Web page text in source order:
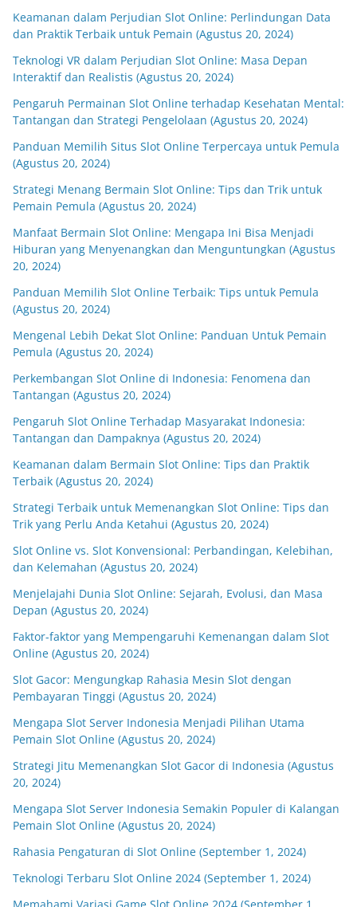
Keamanan dalam Perjudian Slot Online: Perlindungan Data
dan Praktik Terbaik untuk Pemain (Agustus 20, 2024)
Teknologi VR dalam Perjudian Slot Online: Masa Depan
Interaktif dan Realistis (Agustus 20, 2024)
Pengaruh Permainan Slot Online terhadap Kesehatan Mental:
Tantangan dan Strategi Pengelolaan (Agustus 20, 2024)
Panduan Memilih Situs Slot Online Terpercaya untuk Pemula
(Agustus 20, 2024)
Strategi Menang Bermain Slot Online: Tips dan Trik untuk
Pemain Pemula (Agustus 20, 2024)
Manfaat Bermain Slot Online: Mengapa Ini Bisa Menjadi
Hiburan yang Menyenangkan dan Menguntungkan (Agustus
20, 2024)
Panduan Memilih Slot Online Terbaik: Tips untuk Pemula
(Agustus 20, 2024)
Mengenal Lebih Dekat Slot Online: Panduan Untuk Pemain
Pemula (Agustus 20, 2024)
Perkembangan Slot Online di Indonesia: Fenomena dan
Tantangan (Agustus 20, 2024)
Pengaruh Slot Online Terhadap Masyarakat Indonesia:
Tantangan dan Dampaknya (Agustus 20, 2024)
Keamanan dalam Bermain Slot Online: Tips dan Praktik
Terbaik (Agustus 20, 2024)
Strategi Terbaik untuk Memenangkan Slot Online: Tips dan
Trik yang Perlu Anda Ketahui (Agustus 20, 2024)
Slot Online vs. Slot Konvensional: Perbandingan, Kelebihan,
dan Kelemahan (Agustus 20, 2024)
Menjelajahi Dunia Slot Online: Sejarah, Evolusi, dan Masa
Depan (Agustus 20, 2024)
Faktor-faktor yang Mempengaruhi Kemenangan dalam Slot
Online (Agustus 20, 2024)
Slot Gacor: Mengungkap Rahasia Mesin Slot dengan
Pembayaran Tinggi (Agustus 20, 2024)
Mengapa Slot Server Indonesia Menjadi Pilihan Utama
Pemain Slot Online (Agustus 20, 2024)
Strategi Jitu Memenangkan Slot Gacor di Indonesia (Agustus
20, 2024)
Mengapa Slot Server Indonesia Semakin Populer di Kalangan
Pemain Slot Online (Agustus 20, 2024)
Rahasia Pengaturan di Slot Online (September 1, 2024)
Teknologi Terbaru Slot Online 2024 (September 1, 2024)